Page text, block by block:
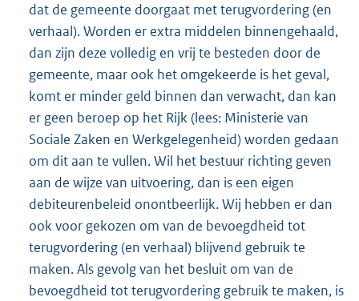
dat de gemeente doorgaat met terugvordering (en
verhaal). Worden er extra middelen binnengehaald,
dan zijn deze volledig en vrij te besteden door de
gemeente, maar ook het omgekeerde is het geval,
komt er minder geld binnen dan verwacht, dan kan
er geen beroep op het Rijk (lees: Ministerie van
Sociale Zaken en Werkgelegenheid) worden gedaan
om dit aan te vullen. Wil het bestuur richting geven
aan de wijze van uitvoering, dan is een eigen
debiteurenbeleid onontbeerlijk. Wij hebben er dan
ook voor gekozen om van de bevoegdheid tot
terugvordering (en verhaal) blijvend gebruik te
maken. Als gevolg van het besluit om van de
bevoegdheid tot terugvordering gebruik te maken, is